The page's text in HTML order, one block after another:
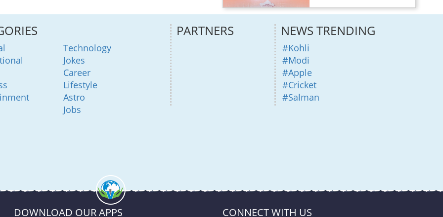
Technology
Jokes
Career
Lifestyle
Astro
Jobs
PARTNERS NEWS TRENDING
#Kohli
#Modi
#Apple
#Cricket
#Salman
DOWNLOAD OUR APPS CONNECT WITH US